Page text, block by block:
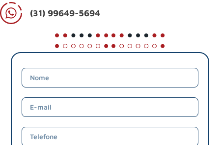
(31) 99649-5694